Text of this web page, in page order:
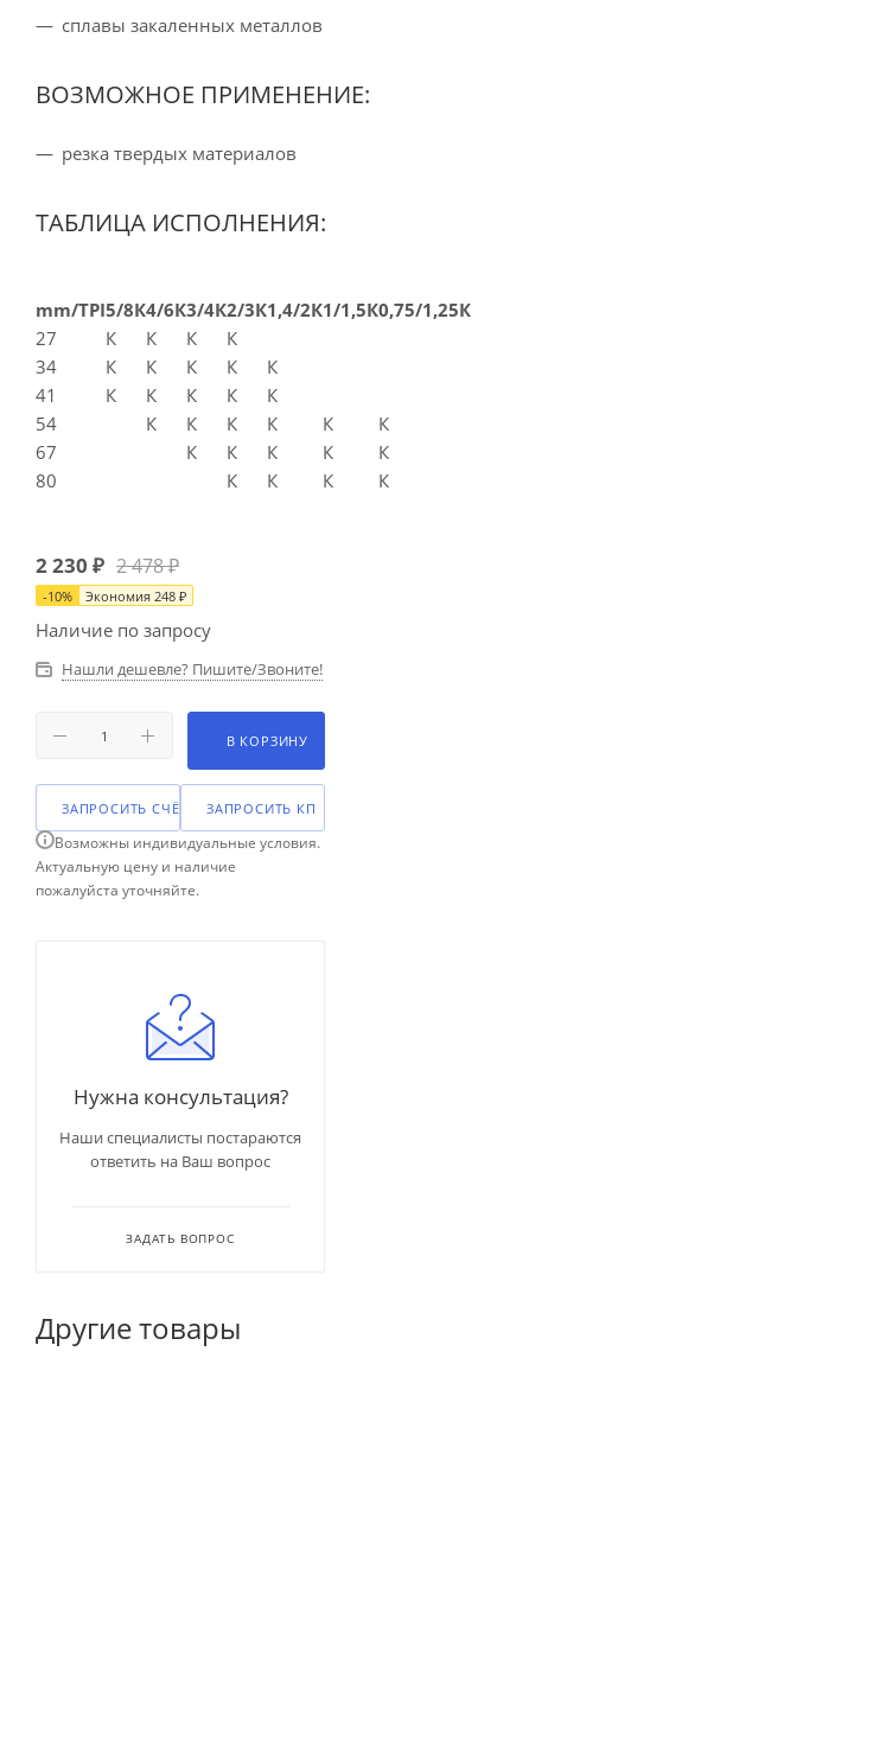
сплавы закаленных металлов
ВОЗМОЖНОЕ ПРИМЕНЕНИЕ:
резка твердых материалов
ТАБЛИЦА ИСПОЛНЕНИЯ:
mm/TPI5/8К4/6К3/4К2/3К1,4/2К1/1,5К0,75/1,25К
27
К К К
К
34
К К К К
К
41
К К К К
К
54
К К К К К
К
67
К К К К
К
80
К К К К
2 230 ₽ 2 478₽
-10% Экономия 248 ₽
Наличие по запросу
Нашли дешевле? Пишите/Звоните!
В КОРЗИНУ
ЗАПРОСИТЬ СЧЁТ ЗАПРОСИТЬ КП
Возможны индивидуальные условия.
Актуальную цену и наличие
пожалуйста уточняйте.
Нужна консультация?
Наши специалисты постараются
ответить на Ваш вопрос
ЗАДАТЬ ВОПРОС
Другие товары